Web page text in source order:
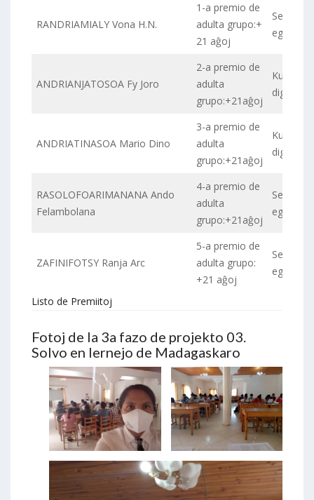
RANDRIAMIALY Vona H.N.
1-a premio de
adulta grupo:+
21 aĝoj
Seksa
egaleco
ANDRIANJATOSOA Fy Joro
2-a premio de
adulta
grupo:+21aĝoj
Kultura
digneco
ANDRIATINASOA Mario Dino
3-a premio de
adulta
grupo:+21aĝoj
Kultura
digneco
RASOLOFOARIMANANA Ando
Felambolana
4-a premio de
adulta
grupo:+21aĝoj
Seksa
egaleco
ZAFINIFOTSY Ranja Arc
5-a premio de
adulta grupo:
+21 aĝoj
Seksa
egaleco
Listo de Premiitoj
Fotoj de la 3a fazo de projekto 03.
Solvo en lernejo de Madagaskaro